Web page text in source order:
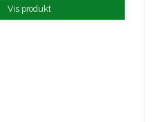
Vis produkt